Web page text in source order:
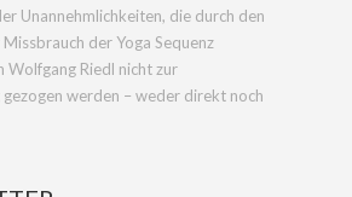
Unannehmlichkeiten, die durch den
der Yoga Sequenz
Wolfgang Riedl nicht zur
werden – weder direkt noch